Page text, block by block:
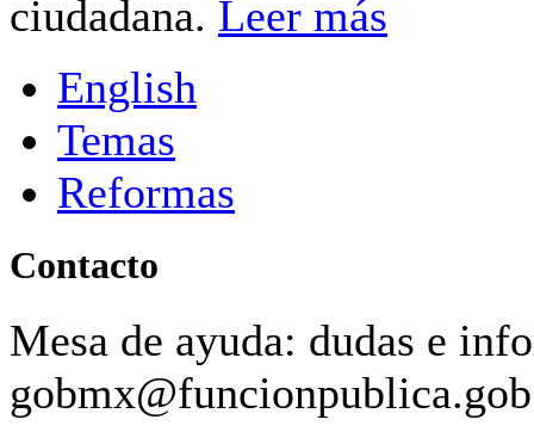
ciudadana. Leer más
English
Temas
Reformas
Contacto
Mesa de ayuda: dudas e